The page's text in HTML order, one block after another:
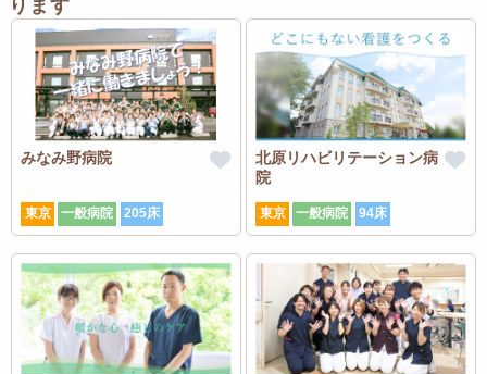
ります
みなみ野病院
東京 一般病院 205床
北原リハビリテーション病
院
東京 一般病院 94床